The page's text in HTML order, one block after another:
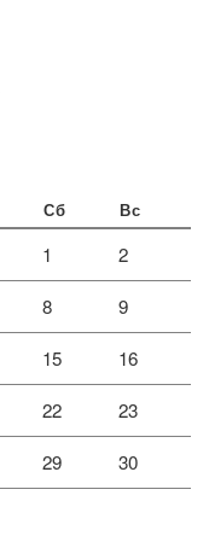
Сб Вс
1 2
8 9
15 16
22 23
29 30